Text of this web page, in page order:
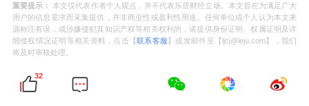
重要提示： 本文仅代表作者个人观点，并不代表乐居财经立场。本文旨在为满足广大
用户的信息需求而采集提供，并非商业性或盈利性用途。任何单位或个人认为本文来
源标注有误，或涉嫌侵犯其知识产权等相关权利的，请提供身份证明、权属证明及详
细侵权情况证明等相关资料，点击【联系客服 】或发邮件至【ljcj@leju.com】，我们
将及时审核处理。
32